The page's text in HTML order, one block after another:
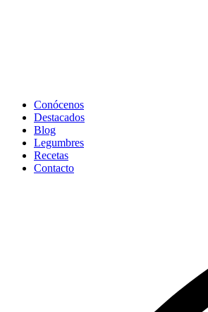
Conócenos
Destacados
Blog
Legumbres
Recetas
Contacto